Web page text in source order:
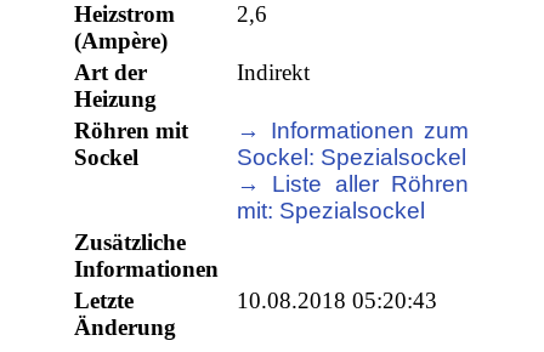
Heizstrom
(Ampère)
2,6
Art der
Heizung
Indirekt
Röhren mit
Sockel
→ Informationen zum
Sockel: Spezialsockel
→ Liste aller Röhren
mit: Spezialsockel
Zusätzliche
Informationen
Letzte
Änderung
10.08.2018 05:20:43